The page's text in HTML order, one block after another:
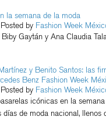
la semana de la moda
by Fashion Week
Gaytán y Ana Claudia
y Benito Santos: las
Benz Fashion Week
by Fashion Week
icónicas en la
días de moda nacional, llenos